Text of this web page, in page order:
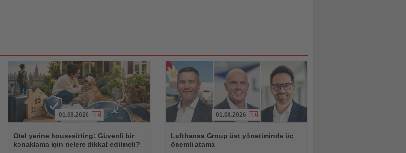
Oku
01.08.2026
Otel yerine housesitting: Güvenli bir
konaklama için nelere dikkat edilmeli?
Oku
01.08.2026
Lufthansa Group üst yönetiminde üç
önemli atama